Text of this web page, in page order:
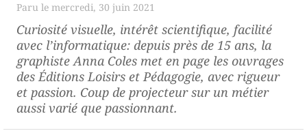
mercredi, 30 juin 2021
Curiosité visuelle, intérêt scientifique, facilité
avec l’informatique: depuis près de 15 ans, la
graphiste Anna Coles met en page les ouvrages
des Éditions Loisirs et Pédagogie, avec rigueur
et passion. Coup de projecteur sur un métier
aussi varié que passionnant.